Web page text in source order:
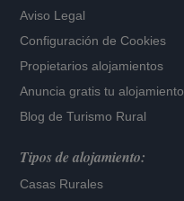
Aviso Legal
Configuración de Cookies
Propietarios alojamientos
Anuncia gratis tu alojamiento
Blog de Turismo Rural
Tipos de alojamiento:
Casas Rurales